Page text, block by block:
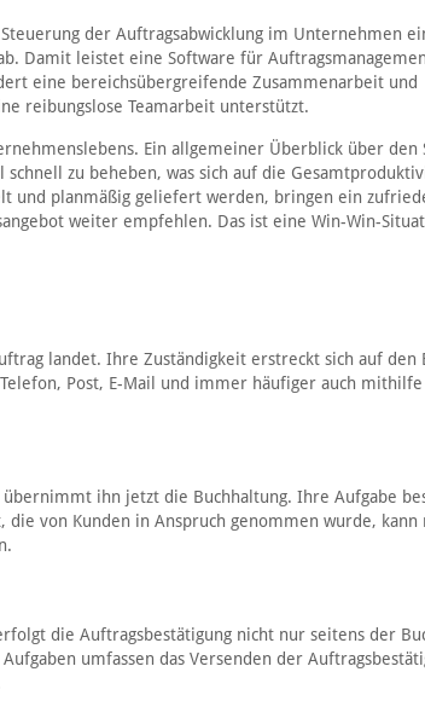
der Auftragsabwicklung im Unternehmen
Damit leistet eine Software für
eine bereichsübergreifende Zusammenarbeit und
reibungslose Teamarbeit unterstützt.
Ein allgemeiner Überblick über den
zu beheben, was sich auf die
und planmäßig geliefert werden, bringen ein
weiter empfehlen. Das ist eine Win-Win-
landet. Ihre Zuständigkeit erstreckt sich auf den
Post, E-Mail und immer häufiger auch
ihn jetzt die Buchhaltung. Ihre Aufgabe
von Kunden in Anspruch genommen wurde, kann
die Auftragsbestätigung nicht nur seitens der
umfassen das Versenden der